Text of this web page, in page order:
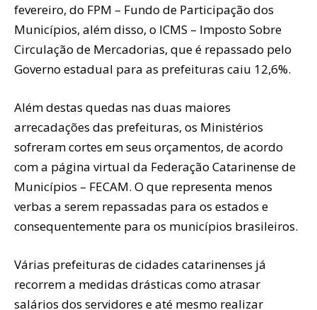
fevereiro, do FPM – Fundo de Participação dos
Municípios, além disso, o ICMS – Imposto Sobre
Circulação de Mercadorias, que é repassado pelo
Governo estadual para as prefeituras caiu 12,6%.
Além destas quedas nas duas maiores
arrecadações das prefeituras, os Ministérios
sofreram cortes em seus orçamentos, de acordo
com a página virtual da Federação Catarinense de
Municípios – FECAM. O que representa menos
verbas a serem repassadas para os estados e
consequentemente para os municípios brasileiros.
Várias prefeituras de cidades catarinenses já
recorrem a medidas drásticas como atrasar
salários dos servidores e até mesmo realizar